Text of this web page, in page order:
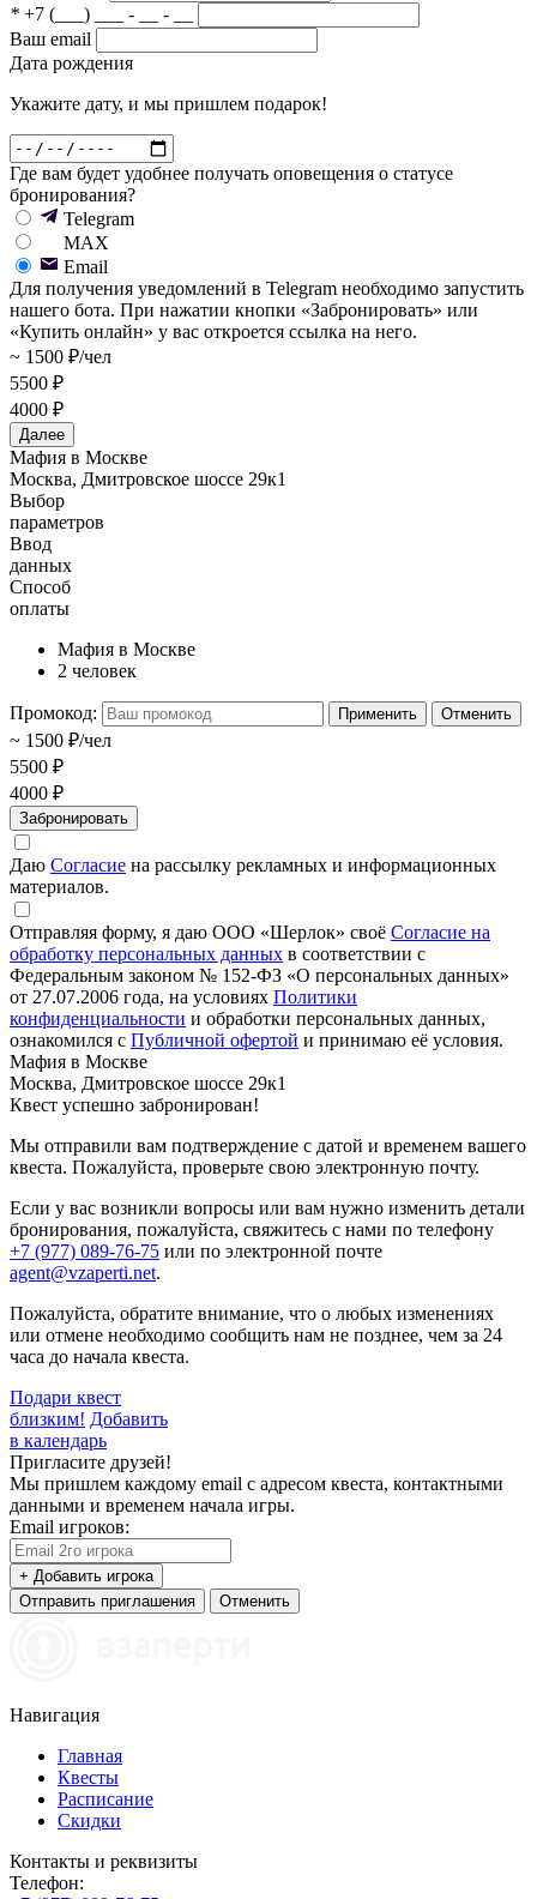
* +7 (___) ___ - __ - __
Ваш email
Дата рождения
Укажите дату, и мы пришлем подарок!
Где вам будет удобнее получать оповещения о статусе
бронирования?
Telegram
MAX
Email
Для получения уведомлений в Telegram необходимо запустить
нашего бота. При нажатии кнопки «Забронировать» или
«Купить онлайн» у вас откроется ссылка на него.
~ 1500 ₽/чел
5500 ₽
4000 ₽
Далее
Мафия в Москве
Москва, Дмитровское шоссе 29к1
Выбор
параметров
Ввод
данных
Способ
оплаты
Мафия в Москве
2 человек
Промокод: Применить Отменить
~ 1500 ₽/чел
5500 ₽
4000 ₽
Забронировать
Даю Согласие на рассылку рекламных и информационных
материалов.
Отправляя форму, я даю ООО «Шерлок» своё Согласие на
обработку персональных данных в соответствии с
Федеральным законом № 152-ФЗ «О персональных данных»
от 27.07.2006 года, на условиях Политики
конфиденциальности и обработки персональных данных,
ознакомился с Публичной офертой и принимаю её условия.
Мафия в Москве
Москва, Дмитровское шоссе 29к1
Квест успешно забронирован!
Мы отправили вам подтверждение с датой и временем вашего
квеста. Пожалуйста, проверьте свою электронную почту.
Если у вас возникли вопросы или вам нужно изменить детали
бронирования, пожалуйста, свяжитесь с нами по телефону
+7 (977) 089-76-75 или по электронной почте
agent@vzaperti.net.
Пожалуйста, обратите внимание, что о любых изменениях
или отмене необходимо сообщить нам не позднее, чем за 24
часа до начала квеста.
Подари квест
близким! Добавить
в календарь
Пригласите друзей!
Мы пришлем каждому email с адресом квеста, контактными
данными и временем начала игры.
Email игроков:
+ Добавить игрока
Отправить приглашения
Отменить
Навигация
Главная
Квесты
Расписание
Скидки
Контакты и реквизиты
Телефон: